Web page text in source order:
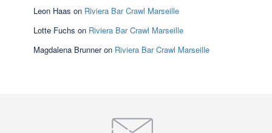
Leon Haas on Riviera Bar Crawl Marseille
Lotte Fuchs on Riviera Bar Crawl Marseille
Magdalena Brunneron Riviera Bar Crawl Marseille